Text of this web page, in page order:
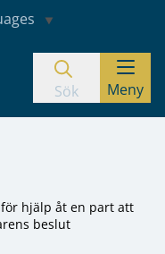
Sök Meny
hjälp åt en part att
beslut